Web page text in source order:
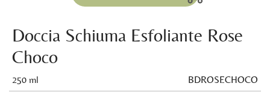
Doccia Schiuma Esfoliante Rose
Choco
250 ml BDROSECHOCO